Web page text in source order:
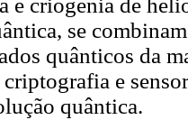
e criogenia de
se
quânticos da
e
quântica.